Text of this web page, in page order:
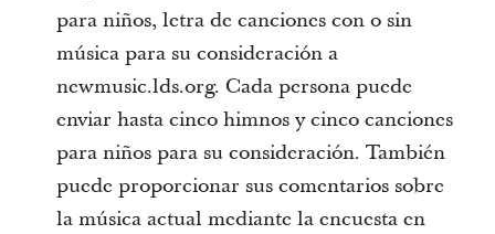
para niños, letra de canciones con o sin
música para su consideración a
newmusic.lds.org. Cada persona puede
enviar hasta cinco himnos y cinco canciones
para niños para su consideración. También
puede proporcionar sus comentarios sobre
la música actual mediante la encuesta en